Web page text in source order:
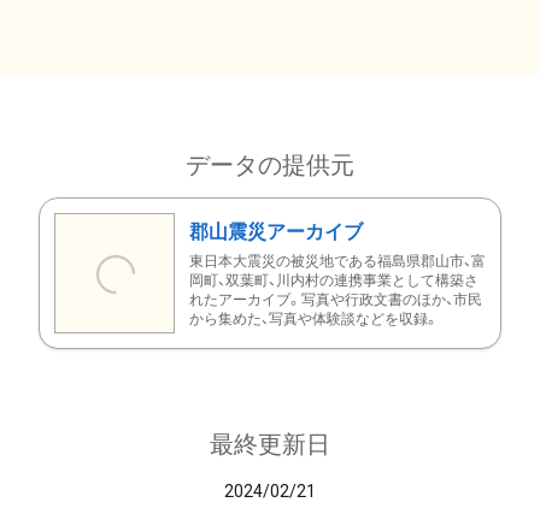
データの提供元
郡山震災アーカイブ
東日本大震災の被災地である福島県郡山市、富
岡町、双葉町、川内村の連携事業として構築さ
れたアーカイブ。写真や行政文書のほか、市民
から集めた、写真や体験談などを収録。
最終更新日
2024/02/21